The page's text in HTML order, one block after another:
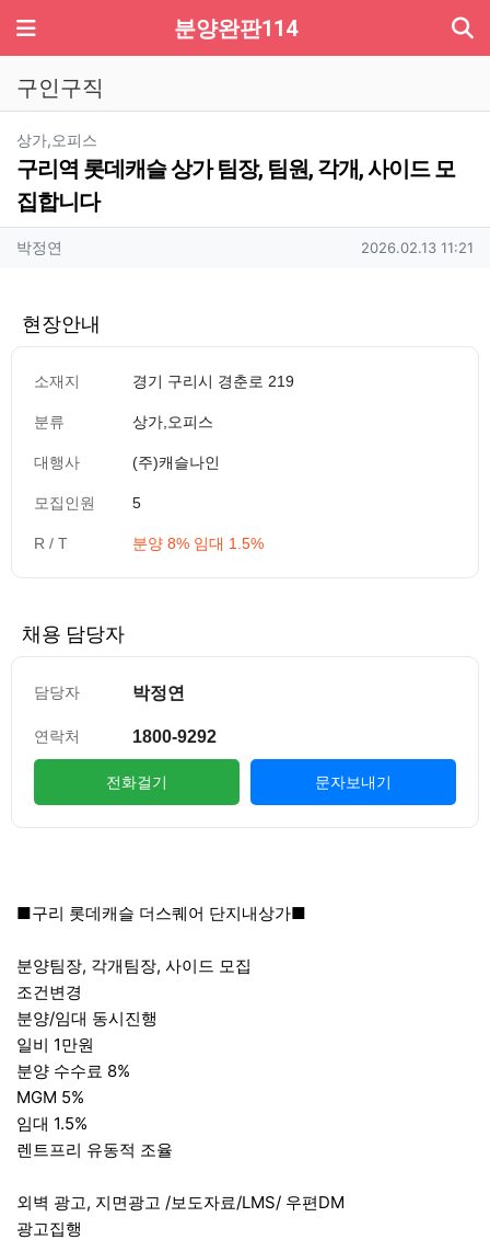
메뉴 분양완판114
구인구직
상가,오피스
구리역 롯데캐슬 상가 팀장, 팀원, 각개, 사이드 모
집합니다
작성자 정보
박정연 작성일
2026.02.13 11:21
현장안내
소재지 경기 구리시 경춘로 219
분류 상가,오피스
대행사 (주)캐슬나인
모집인원 5
R / T 분양 8% 임대 1.5%
채용 담당자
담당자 박정연
연락처 1800-9292
전화걸기 문자보내기
본문
■구리 롯데캐슬 더스퀘어 단지내상가■
분양팀장, 각개팀장, 사이드 모집
조건변경
분양/임대 동시진행
일비 1만원
분양 수수료 8%
MGM 5%
임대 1.5%
렌트프리 유동적 조율
외벽 광고, 지면광고 /보도자료/LMS/ 우편DM
광고집행